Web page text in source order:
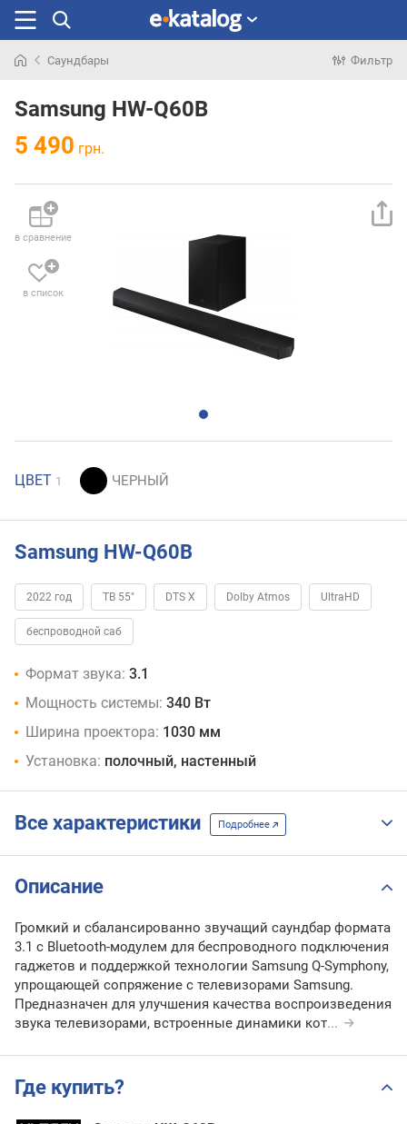
раньше
Саундбары Фильтр
Samsung HW-Q60B
5 490 грн.
в сравнение
в список
ЦВЕТ 1
Samsung HW-Q60B
2022 год ТВ 55" DTS X Dolby Atmos UltraHD
беспроводной саб
Формат звука: 3.1
Мощность системы: 340 Вт
Ширина проектора: 1030 мм
Установка: полочный, настенный
Все характеристики Подробнее
Описание
Громкий и сбалансированно звучащий саундбар формата
3.1 с Bluetooth-модулем для беспроводного подключения
гаджетов и поддержкой технологии Samsung Q-Symphony,
упрощающей сопряжение с телевизорами Samsung.
Предназначен для улучшения качества воспроизведения
звука телевизорами, встроенные динамики кот...
Где купить?